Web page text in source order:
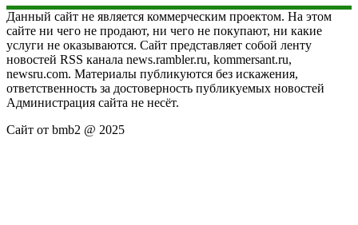
Данный сайт не является коммерческим проектом. На этом
сайте ни чего не продают, ни чего не покупают, ни какие
услуги не оказываются. Сайт представляет собой ленту
новостей RSS канала news.rambler.ru, kommersant.ru,
newsru.com. Материалы публикуются без искажения,
ответственность за достоверность публикуемых новостей
Администрация сайта не несёт.
Сайт от bmb2 @ 2025